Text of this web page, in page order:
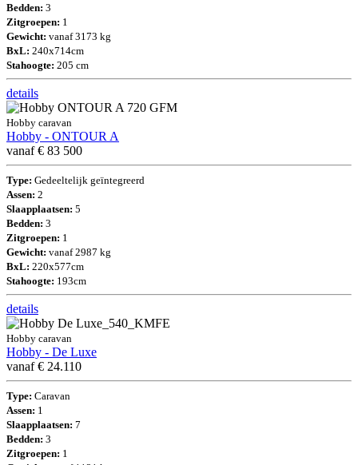
Bedden: 3
Zitgroepen: 1
Gewicht: vanaf 3173 kg
BxL: 240x714cm
Stahoogte: 205 cm
details
Hobby caravan
Hobby - ONTOUR A
vanaf € 83 500
Type: Gedeeltelijk geïntegreerd
Assen: 2
Slaapplaatsen: 5
Bedden: 3
Zitgroepen: 1
Gewicht: vanaf 2987 kg
BxL: 220x577cm
Stahoogte: 193cm
details
Hobby caravan
Hobby - De Luxe
vanaf € 24.110
Type: Caravan
Assen: 1
Slaapplaatsen: 7
Bedden: 3
Zitgroepen: 1